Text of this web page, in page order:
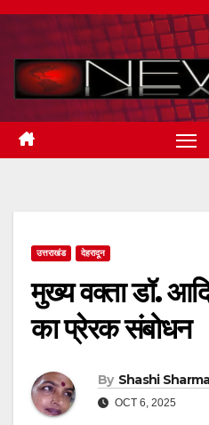
Skip
content
उत्तराखंड देहरादून
मुख्य वक्ता डॉ.
का प्रेरक संबोधन
By Shashi
OCT 6, 2025